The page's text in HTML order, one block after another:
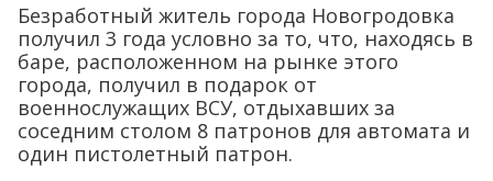
Безработный житель города Новогродовка
получил 3 года условно за то, что, находясь в
баре, расположенном на рынке этого
города, получил в подарок от
военнослужащих ВСУ, отдыхавших за
соседним столом 8 патронов для автомата и
один пистолетный патрон.